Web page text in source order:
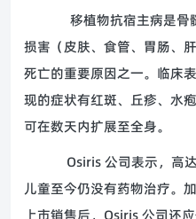
移植物抗宿主病是骨
损害（皮肤、食管、胃肠、
死亡的重要原因之一。临床
现的症状有红斑、丘疹、水
可在数天内扩展至全身。
Osiris 公司表示，高
儿童至今仍没有药物治疗。
上市销售后，Osiris 公司还